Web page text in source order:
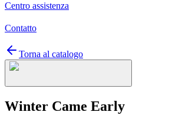
Centro assistenza
Contatto
Torna al catalogo
Winter Came Early